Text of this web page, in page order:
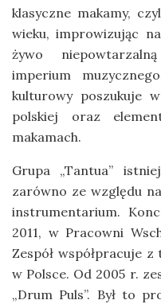
klasyczne makamy,
wieku, improwizując
żywo
imperium
kulturowy poszukuje
polskiej oraz
makamach.
Grupa „Tantua”
zarówno ze względu
instrumentarium.
2011, w Pracowni
Zespół współpracuje
w Polsce. Od 2005 r.
„Drum Puls”. Był to